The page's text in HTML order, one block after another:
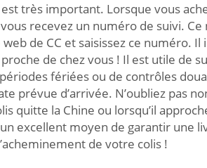
très important. Lorsque vous
recevez un numéro de suivi.
web de CC et saisissez ce
de chez vous ! Il est utile de
fériées ou de contrôles
prévue d’arrivée. N’oubliez pas
quitte la Chine ou lorsqu’il
excellent moyen de garantir
de votre colis !